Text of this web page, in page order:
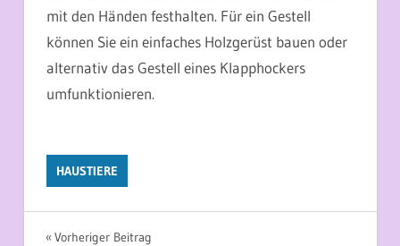
mit den Händen festhalten. Für ein Gestell
können Sie ein einfaches Holzgerüst bauen oder
alternativ das Gestell eines Klapphockers
umfunktionieren.
HAUSTIERE
Vorheriger Beitrag